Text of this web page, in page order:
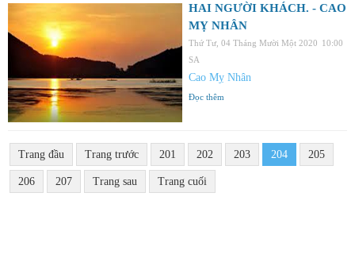
HAI NGƯỜI KHÁCH. - CAO
MỴ NHÂN
Thứ Tư, 04 Tháng Mười Một 2020 10:00
SA
Cao Mỵ Nhân
Đọc thêm
Trang đầu Trang trước 201 202 203 204 205
206 207 Trang sau Trang cuối